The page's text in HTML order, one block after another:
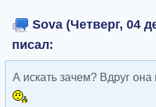
Sova (Четверг, 04
писал:
А искать зачем? Вдруг